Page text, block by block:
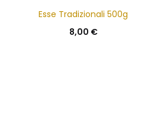
Esse Tradizionali 500g
8,00 €